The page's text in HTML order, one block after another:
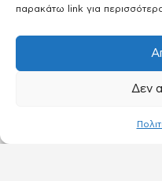
παρακάτω link για
Δεν